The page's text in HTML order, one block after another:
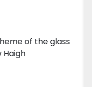
of the glass